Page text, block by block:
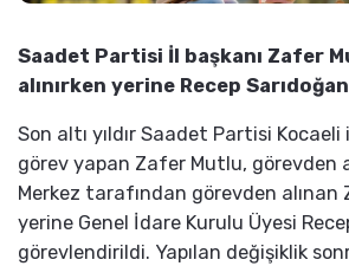
Saadet Partisi İl başkanı Zafer
alınırken yerine Recep
Son altı yıldır Saadet Partisi Kocaeli
görev yapan Zafer Mutlu, görevden
Merkez tarafından görevden alınan
yerine Genel İdare Kurulu Üyesi
görevlendirildi. Yapılan değişiklik